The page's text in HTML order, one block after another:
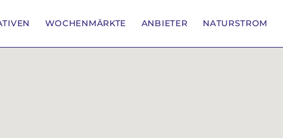
WOCHENMÄRKTE ANBIETER NATURSTROM